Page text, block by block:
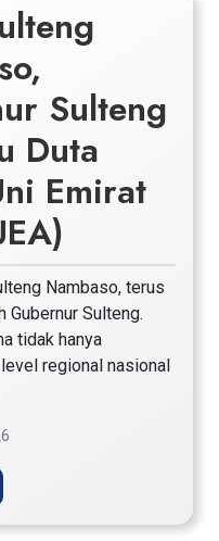
Sulteng
Duta
Emirat
Nambaso, terus
Gubernur Sulteng.
tidak hanya
regional nasional